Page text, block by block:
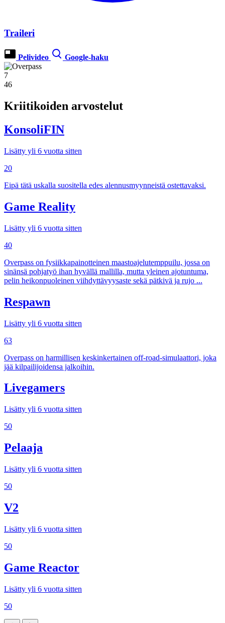
Traileri
Pelivideo Google-haku
7
46
Kriitikoiden arvostelut
KonsoliFIN
Lisätty yli 6 vuotta sitten
20
Eipä tätä uskalla suositella edes alennusmyynneistä ostettavaksi.
Game Reality
Lisätty yli 6 vuotta sitten
40
Overpass on fysiikkapainotteinen maastoajelutemppuilu, jossa on
sinänsä pohjatyö ihan hyvällä mallilla, mutta yleinen ajotuntuma,
pelin heikonpuoleinen viihdyttävyysaste sekä pätkivä ja rujo ...
Respawn
Lisätty yli 6 vuotta sitten
63
Overpass on harmillisen keskinkertainen off-road-simulaattori, joka
jää kilpailijoidensa jalkoihin.
Livegamers
Lisätty yli 6 vuotta sitten
50
Pelaaja
Lisätty yli 6 vuotta sitten
50
V2
Lisätty yli 6 vuotta sitten
50
Game Reactor
Lisätty yli 6 vuotta sitten
50